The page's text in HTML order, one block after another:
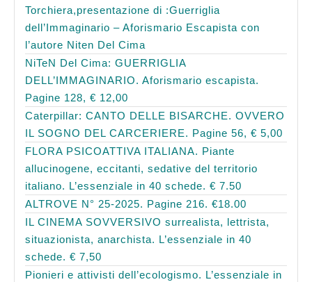
Torchiera,presentazione di :Guerriglia
dell’Immaginario – Aforismario Escapista con
l’autore Niten Del Cima
NiTeN Del Cima: GUERRIGLIA
DELL’IMMAGINARIO. Aforismario escapista.
Pagine 128, € 12,00
Caterpillar: CANTO DELLE BISARCHE. OVVERO
IL SOGNO DEL CARCERIERE. Pagine 56, € 5,00
FLORA PSICOATTIVA ITALIANA. Piante
allucinogene, eccitanti, sedative del territorio
italiano. L’essenziale in 40 schede. € 7.50
ALTROVE N° 25-2025. Pagine 216. €18.00
IL CINEMA SOVVERSIVO surrealista, lettrista,
situazionista, anarchista. L’essenziale in 40
schede. € 7,50
Pionieri e attivisti dell’ecologismo. L’essenziale in